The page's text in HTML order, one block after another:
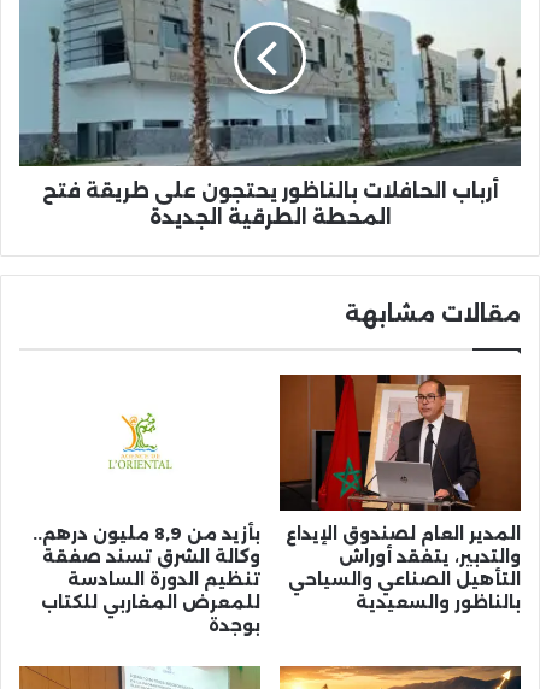
على
طريقة
فتح
المحطة
الطرقية
الجديدةأرباب الحافلات بالناظور يحتجون على طريقة فتح
المحطة الطرقية الجديدة
مقالات مشابهة
المدير العام لصندوق الإيداع
والتدبير، يتفقد أوراش
التأهيل الصناعي والسياحي
بالناظور والسعيدية
بأزيد من 8,9 مليون درهم..
وكالة الشرق تسند صفقة
تنظيم الدورة السادسة
للمعرض المغاربي للكتاب
بوجدة